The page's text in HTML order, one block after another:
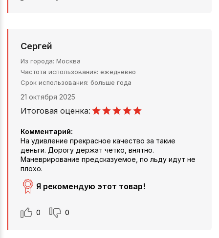
Сергей
Из города Москва
Частота использования ежедневно
Срок использования больше года
21 октября 2025
Итоговая оценка:
Комментарий:
На удивление прекрасное качество за такие
деньги. Дорогу держат четко, внятно.
Маневрирование предсказуемое, по льду идут не
плохо.
Я рекомендую этот товар!
0 0